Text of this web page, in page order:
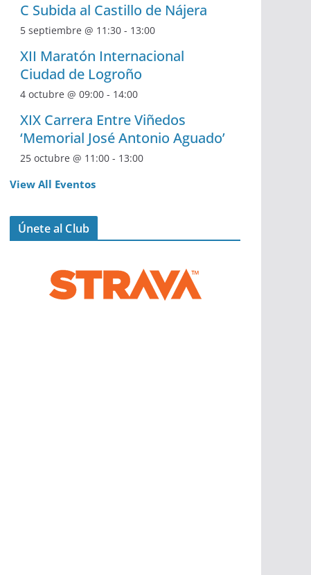
C Subida al Castillo de Nájera
5 septiembre @ 11:30 - 13:00
XII Maratón Internacional
Ciudad de Logroño
4 octubre @ 09:00 - 14:00
XIX Carrera Entre Viñedos
‘Memorial José Antonio Aguado’
25 octubre @ 11:00 - 13:00
View All Eventos
Únete al Club